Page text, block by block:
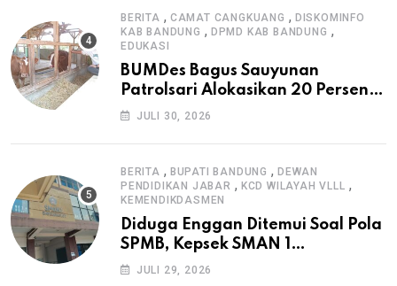
BERITA , CAMAT CANGKUANG , DISKOMINFO
KAB BANDUNG , DPMD KAB BANDUNG ,
EDUKASI
BUMDes Bagus Sauyunan
Patrolsari Alokasikan 20 Persen
Dana Desa untuk Ketahanan
JULI 30, 2026
BERITA , BUPATI BANDUNG ,DEWAN
PENDIDIKAN JABAR , KCD WILAYAH VLLL ,
KEMENDIKDASMEN
Diduga Enggan Ditemui Soal Pola
SPMB, Kepsek SMAN 1
Dayeuhkolot Dikeluhkan Orang
JULI 29, 2026